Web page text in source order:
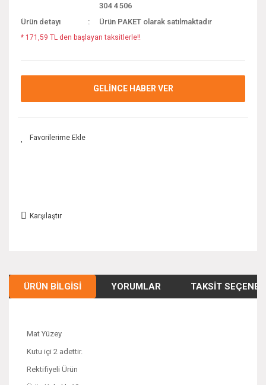
304 4 506
Ürün detayı
Ürün PAKET olarak satılmaktadır
* 171,59 TL den başlayan taksitlerle!!
GELİNCE HABER VER
Karşılaştır
ÜRÜN BILGISI YORUMLAR TAKSIT
Mat Yüzey
Kutu içi 2 adettir.
Rektifiyeli Ürün